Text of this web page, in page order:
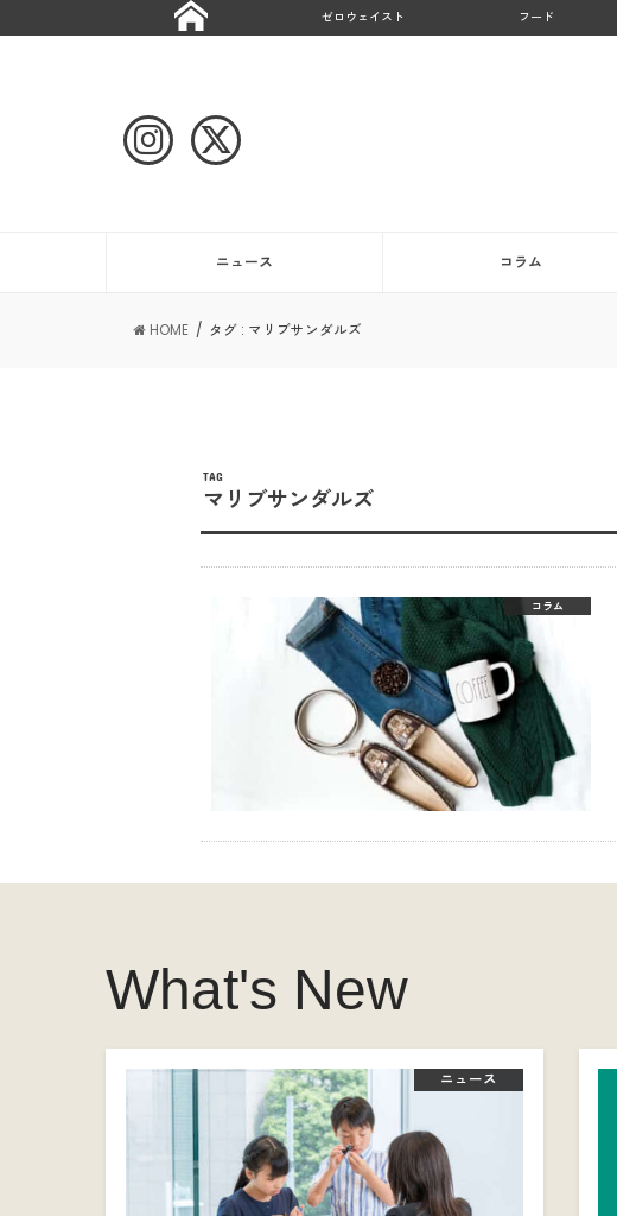
ゼロウェイスト フード
ニュース コラム
HOME タグ : マリブサンダルズ
TAG
マリブサンダルズ
コラム
What's New
ニュース